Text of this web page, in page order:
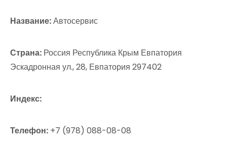
Название:Автосервис
Страна: Россия Республика Крым Евпатория
Эскадронная ул., 28, Евпатория 297402
Индекс:
Телефон: +7 (978) 088-08-08